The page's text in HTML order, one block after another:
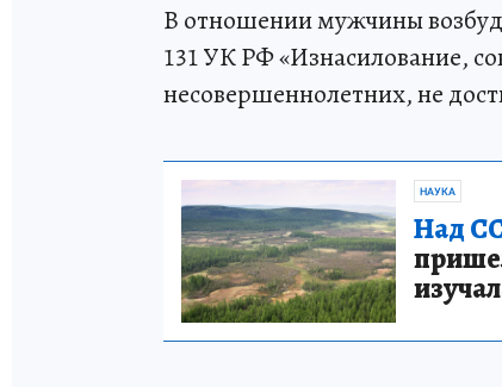
В отношении мужчины
131 УК РФ «Изнасилование,
несовершеннолетних, не
НАУКА
Над